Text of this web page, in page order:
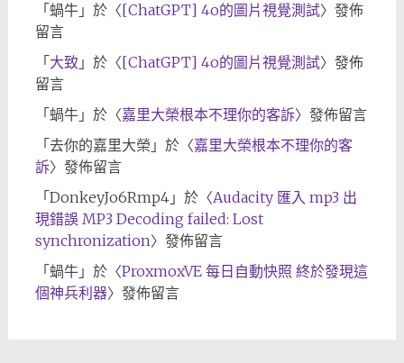
「 蝸牛」於〈[ChatGPT] 4o的圖片視覺測試〉發佈
留言
「 大致 」於〈[ChatGPT] 4o的圖片視覺測試〉發佈
留言
「 蝸牛」於〈嘉里大榮根本不理你的客訴〉發佈留言
「 去你的嘉里大榮 」於〈嘉里大榮根本不理你的客
訴〉發佈留言
「 DonkeyJo6Rmp4」於〈Audacity 匯入 mp3 出
現錯誤 MP3 Decoding failed: Lost
synchronization〉發佈留言
「 蝸牛」於〈ProxmoxVE 每日自動快照 終於發現這
個神兵利器〉發佈留言